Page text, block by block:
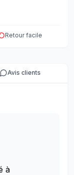
Retour facile
Avis clients
à